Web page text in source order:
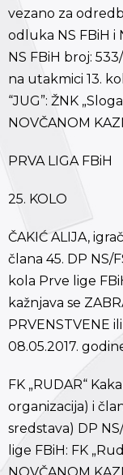
vezano za
odluka NS FBiH i
NS FBiH broj:
na utakmici 13.
“JUG”: ŽNK
NOVČANOM
PRVA LIGA FBiH
25. KOLO
ČAKIĆ ALIJA,
člana 45. DP NS/
kola Prve lige
kažnjava se
PRVENSTVENE
08.05.2017.
FK „RUDAR“
organizacija) i
sredstava) DP
lige FBiH: FK
NOVČANOM